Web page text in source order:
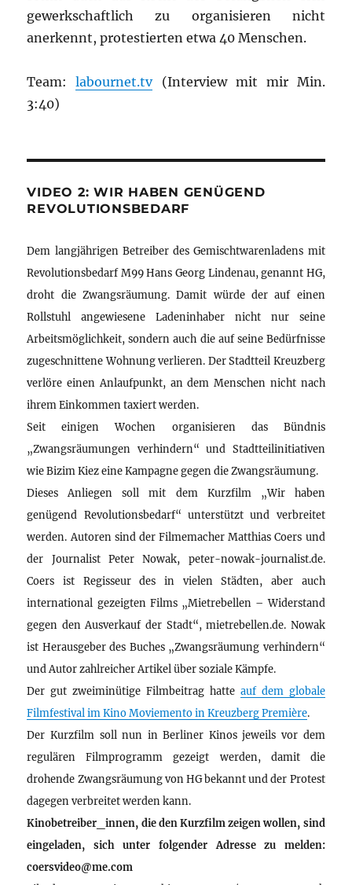
gewerkschaftlich zu organisieren nicht
anerkennt, protestierten etwa 40 Menschen.
Team:labournet.tv(Interview mit mir Min.
3:40)
VIDEO 2: WIR HABEN GENÜGEND
REVOLUTIONSBEDARF
Dem langjährigen Betreiber des Gemischtwarenladens mit
Revolutionsbedarf M99 Hans Georg Lindenau, genannt HG,
droht die Zwangsräumung. Damit würde der auf einen
Rollstuhl angewiesene Ladeninhaber nicht nur seine
Arbeitsmöglichkeit, sondern auch die auf seine Bedürfnisse
zugeschnittene Wohnung verlieren. Der Stadtteil Kreuzberg
verlöre einen Anlaufpunkt, an dem Menschen nicht nach
ihrem Einkommen taxiert werden.
Seit einigen Wochen organisieren das Bündnis
„Zwangsräumungen verhindern“ und Stadtteilinitiativen
wie Bizim Kiez eine Kampagne gegen die Zwangsräumung.
Dieses Anliegen soll mit dem Kurzfilm „Wir haben
genügend Revolutionsbedarf“ unterstützt und verbreitet
werden. Autoren sind der Filmemacher Matthias Coers und
der Journalist Peter Nowak, peter-nowak-journalist.de.
Coers ist Regisseur des in vielen Städten, aber auch
international gezeigten Films „Mietrebellen – Widerstand
gegen den Ausverkauf der Stadt“, mietrebellen.de. Nowak
ist Herausgeber des Buches „Zwangsräumung verhindern“
und Autor zahlreicher Artikel über soziale Kämpfe.
Der gut zweiminütige Filmbeitrag hatte auf dem globale
Filmfestival im Kino Moviemento in Kreuzberg Première.
Der Kurzfilm soll nun in Berliner Kinos jeweils vor dem
regulären Filmprogramm gezeigt werden, damit die
drohende Zwangsräumung von HG bekannt und der Protest
dagegen verbreitet werden kann.
Kinobetreiber_innen, die den Kurzfilm zeigen wollen, sind
eingeladen, sich unter folgender Adresse zu melden:
coersvideo@me.com